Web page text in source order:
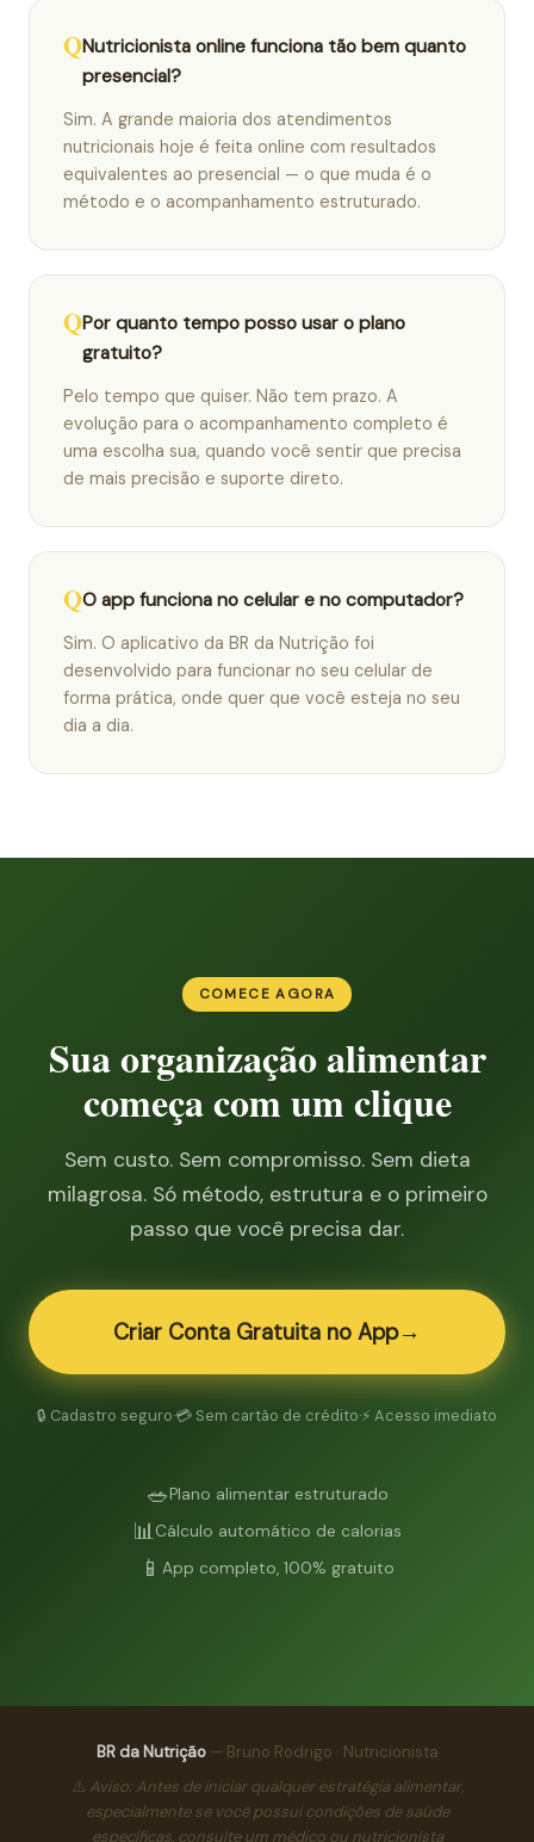
Nutricionista online funciona tão bem quanto
presencial?
Sim. A grande maioria dos atendimentos
nutricionais hoje é feita online com resultados
equivalentes ao presencial — o que muda é o
método e o acompanhamento estruturado.
Por quanto tempo posso usar o plano
gratuito?
Pelo tempo que quiser. Não tem prazo. A
evolução para o acompanhamento completo é
uma escolha sua, quando você sentir que precisa
de mais precisão e suporte direto.
O app funciona no celular e no computador?
Sim. O aplicativo da BR da Nutrição foi
desenvolvido para funcionar no seu celular de
forma prática, onde quer que você esteja no seu
dia a dia.
COMECE AGORA
Sua organização alimentar
começa com um clique
Sem custo. Sem compromisso. Sem dieta
milagrosa. Só método, estrutura e o primeiro
passo que você precisa dar.
Criar Conta Gratuita no App→
🔒 Cadastro seguro·💳 Sem cartão de crédito·⚡ Acesso imediato
🥗Plano alimentar estruturado
📊Cálculo automático de calorias
📱 App completo, 100% gratuito
BR da Nutrição— Bruno Rodrigo · Nutricionista
⚠️ Aviso: Antes de iniciar qualquer estratégia alimentar,
especialmente se você possui condições de saúde
específicas, consulte um médico ou nutricionista